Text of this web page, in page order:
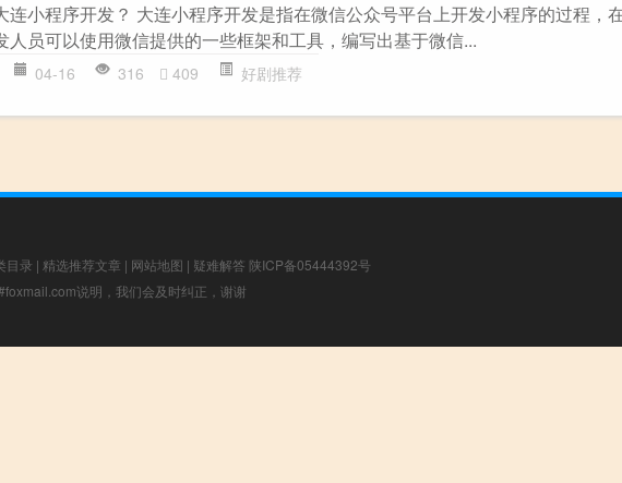
连小程序开发？ 大连小程序开发是指在微信公众号平台上开发小程序的过程，
人员可以使用微信提供的一些框架和工具，编写出基于微信...
04-16 316 409 好剧推荐
目录 | 精选推荐文章 | 网站地图 | 疑难解答 陕ICP备05444392号
说明，我们会及时纠正，谢谢